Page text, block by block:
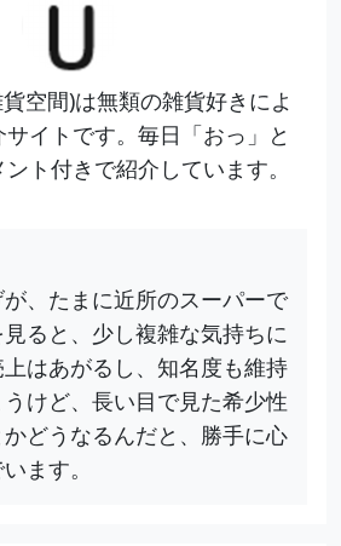
空間)は無類の雑貨好きによ
イトです。毎日「おっ」と
ト付きで紹介しています。
、たまに近所のスーパーで
ると、少し複雑な気持ちに
はあがるし、知名度も維持
けど、長い目で見た希少性
どうなるんだと、勝手に心
ます。